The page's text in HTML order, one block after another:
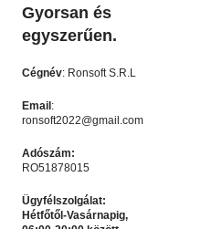
KOSÁRBA HELYEZÉS
Gyorsan és
egyszerűen.
Cégnév: Ronsoft S.R.L
Email :
ronsoft2022@gmail.com
Adószám:
RO51878015
Ügyfélszolgálat:
Hétfőtől-Vasárnapig,